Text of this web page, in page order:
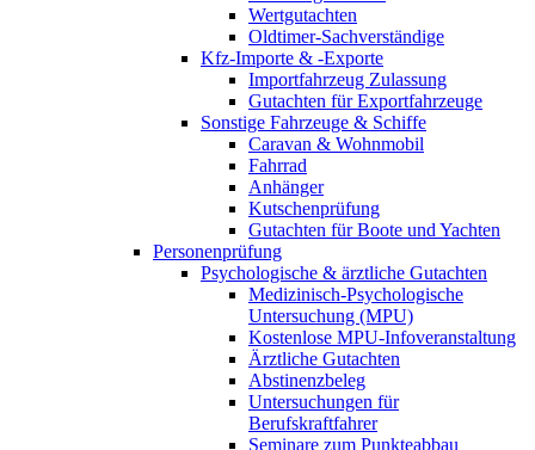
Wertgutachten
Oldtimer-Sachverständige
Kfz-Importe & -Exporte
Importfahrzeug Zulassung
Gutachten für Exportfahrzeuge
Sonstige Fahrzeuge & Schiffe
Caravan & Wohnmobil
Fahrrad
Anhänger
Kutschenprüfung
Gutachten für Boote und Yachten
Personenprüfung
Psychologische & ärztliche Gutachten
Medizinisch-Psychologische
Untersuchung (MPU)
Kostenlose MPU-Infoveranstaltung
Ärztliche Gutachten
Abstinenzbeleg
Untersuchungen für
Berufskraftfahrer
Seminare zum Punkteabbau